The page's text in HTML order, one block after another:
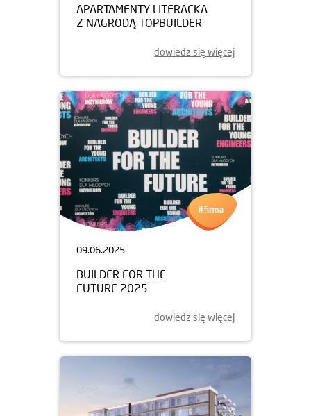
APARTAMENTY LITERACKA
Z NAGRODĄ TOPBUILDER
dowiedz się więcej
09.06.2025
BUILDER FOR THE
FUTURE 2025
dowiedz się więcej